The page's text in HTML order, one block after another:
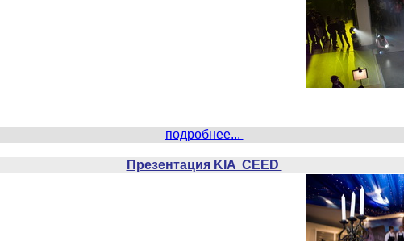
подробнее...
Презентация KIA CEED